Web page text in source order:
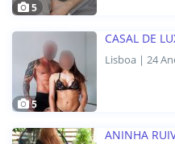
5
5
CASAL DE
Lisboa | 24
ANINHA